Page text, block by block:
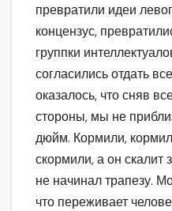
превратили идеи
концензус,
группки
согласились отдать
оказалось, что сняв
стороны, мы не
дюйм. Кормили,
скормили, а он скалит
не начинал трапезу.
что переживает